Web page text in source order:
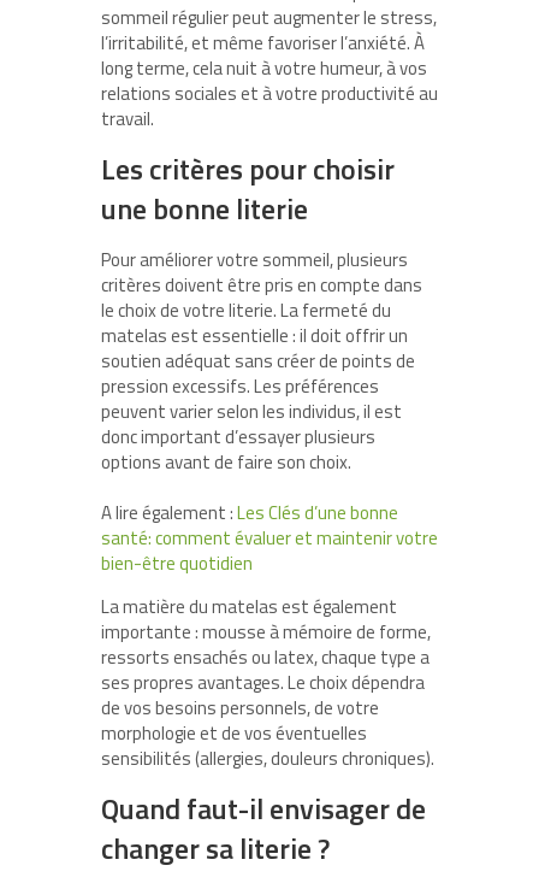
sommeil régulier peut augmenter le stress,
l’irritabilité, et même favoriser l’anxiété. À
long terme, cela nuit à votre humeur, à vos
relations sociales et à votre productivité au
travail.
Les critères pour choisir
une bonne literie
Pour améliorer votre sommeil, plusieurs
critères doivent être pris en compte dans
le choix de votre literie. La fermeté du
matelas est essentielle : il doit offrir un
soutien adéquat sans créer de points de
pression excessifs. Les préférences
peuvent varier selon les individus, il est
donc important d’essayer plusieurs
options avant de faire son choix.
A lire également :Les Clés d’une bonne
santé: comment évaluer et maintenir votre
bien-être quotidien
La matière du matelas est également
importante : mousse à mémoire de forme,
ressorts ensachés ou latex, chaque type a
ses propres avantages. Le choix dépendra
de vos besoins personnels, de votre
morphologie et de vos éventuelles
sensibilités (allergies, douleurs chroniques).
Quand faut-il envisager de
changer sa literie ?